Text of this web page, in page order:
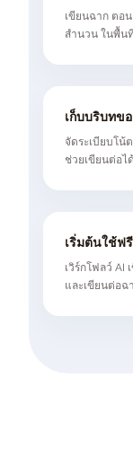
เขียนฉาก ตอ
สำนวน ในพื้น
เก็บบริบทข
จัดระเบียบโน้
ช่วยเขียนต่อไ
เริ่มต้นใช้ฟรี
เวิร์กโฟลว์ AI
และเขียนต่อฉ